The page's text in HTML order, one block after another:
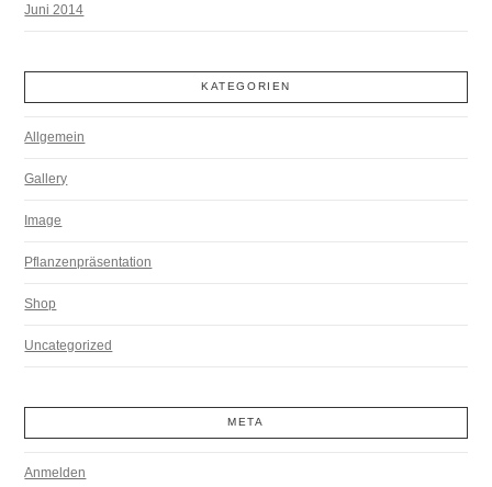
Juni 2014
KATEGORIEN
Allgemein
Gallery
Image
Pflanzenpräsentation
Shop
Uncategorized
META
Anmelden